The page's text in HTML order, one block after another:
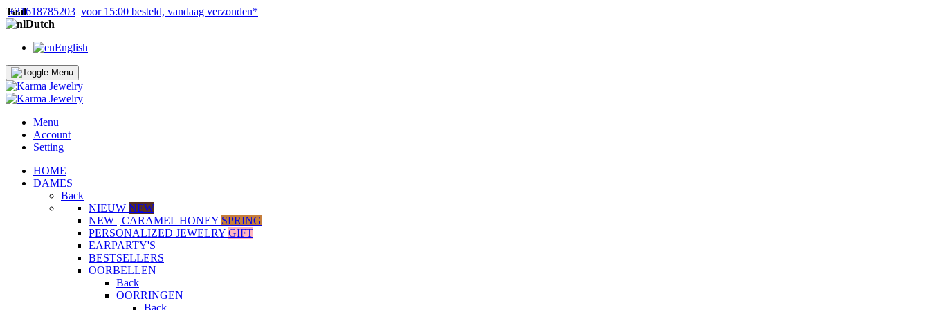
+31618785203 voor 15:00 besteld, vandaag verzonden*
Taal
Dutch
English
Menu
Account
Setting
HOME
DAMES
Back
NIEUW NEW
NEW | CARAMEL HONEY SPRING
PERSONALIZED JEWELRY GIFT
EARPARTY'S
BESTSELLERS
OORBELLEN
Back
OORRINGEN
Back